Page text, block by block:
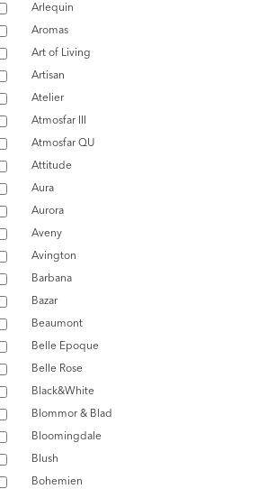
Arlequin
Aromas
Art of Living
Artisan
Atelier
Atmosfar III
Atmosfar QU
Attitude
Aura
Aurora
Aveny
Avington
Barbana
Bazar
Beaumont
Belle Epoque
Belle Rose
Black&White
Blommor & Blad
Bloomingdale
Blush
Bohemien